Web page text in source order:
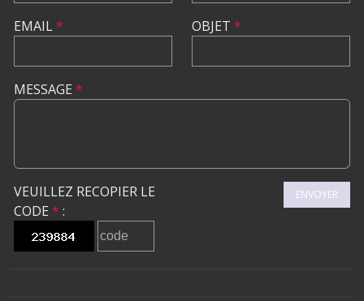
EMAIL* OBJET *
MESSAGE *
VEUILLEZ RECOPIER LE
CODE * :
ENVOYER